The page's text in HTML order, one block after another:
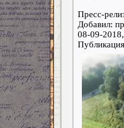
Пресс-
Добавил:
08-09-